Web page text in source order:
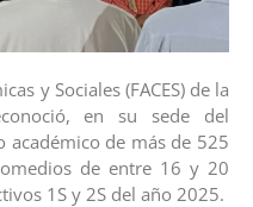
y Sociales (FACES) de la
en su sede del
académico de más de 525
de entre 16 y 20
1S y 2S del año 2025.